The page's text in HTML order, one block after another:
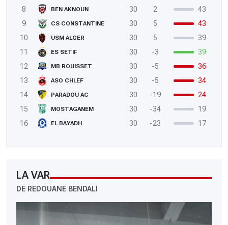
8
BEN AKNOUN 30 2
43
9
CS CONSTANTINE 30 5
43
10
USM ALGER 30 5
39
11
ES SETIF 30 -3
39
12
MB ROUISSET 30 -5
36
13
ASO CHLEF 30 -5
34
14
PARADOU AC 30 -19
24
15
MOSTAGANEM 30 -34
19
16
EL BAYADH 30 -23 17
LA VAR
DE REDOUANE BENDALI